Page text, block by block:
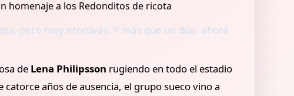
pero muy efectivas. Y más que un dúo, ahora
de Lena Philipsson rugiendo en todo el estadio
años de ausencia, el grupo sueco vino a